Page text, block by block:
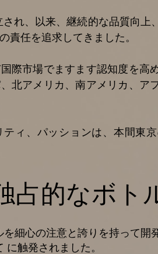
れ、以来、継続的な品質向上
責任を追求してきました。
際市場でますます認知度を高
北アメリカ、南アメリカ、ア
ティ、パッションは、本間東
占的なボト
細心の注意と誇りを持って開
触発されました。